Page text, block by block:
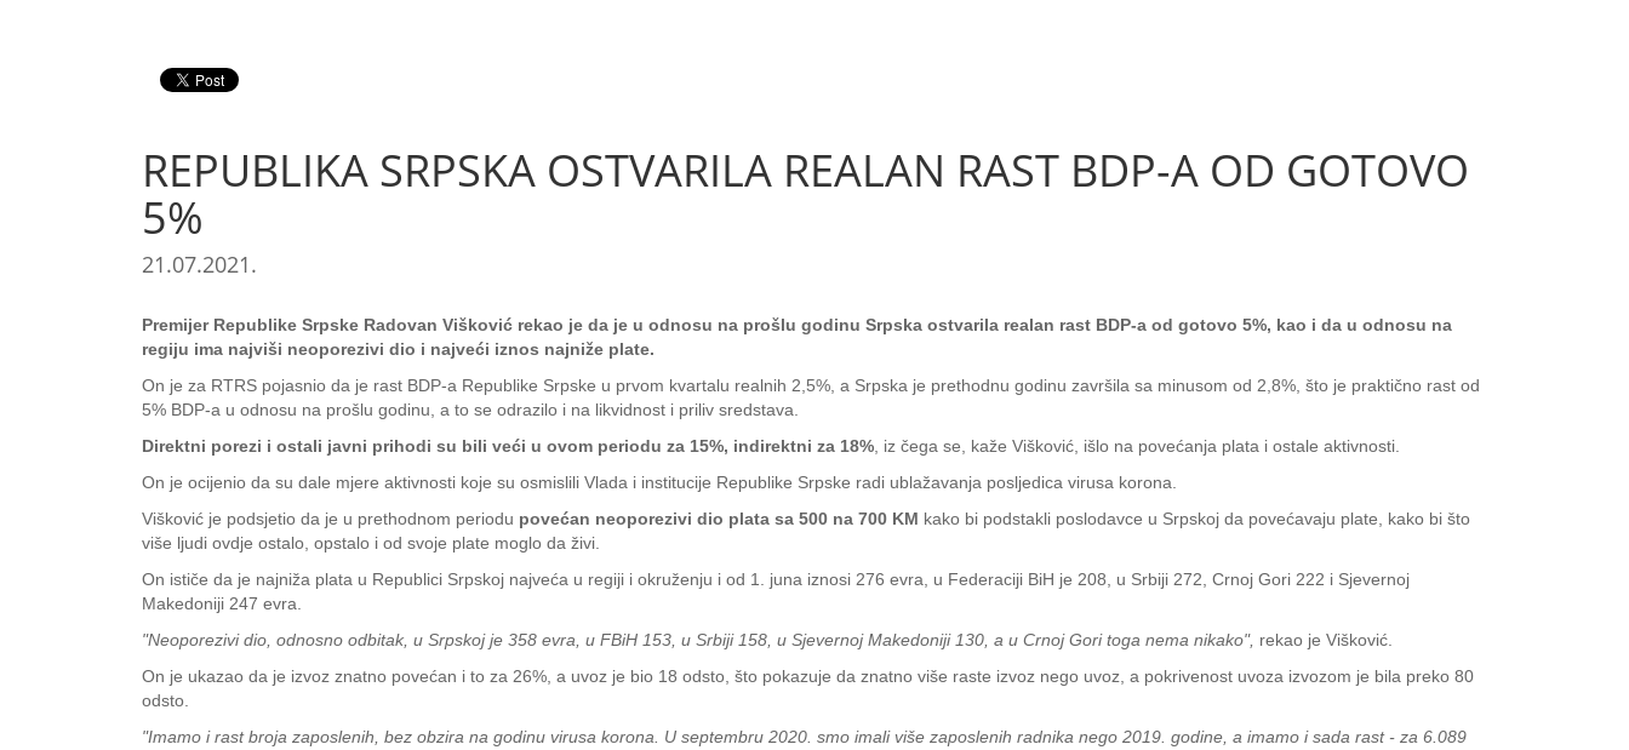
REPUBLIKA SRPSKA OSTVARILA REALAN RAST BDP-A OD GOTOVO
5%
21.07.2021.
Premijer Republike Srpske Radovan Višković rekao je da je u odnosu na prošlu godinu Srpska ostvarila realan rast BDP-a od gotovo 5%, kao i da u odnosu na
regiju ima najviši neoporezivi dio i najveći iznos najniže plate.
On je za RTRS pojasnio da je rast BDP-a Republike Srpske u prvom kvartalu realnih 2,5%, a Srpska je prethodnu godinu završila sa minusom od 2,8%, što je praktično rast od
5% BDP-a u odnosu na prošlu godinu, a to se odrazilo i na likvidnost i priliv sredstava.
Direktni porezi i ostali javni prihodi su bili veći u ovom periodu za 15%, indirektni za 18% , iz čega se, kaže Višković, išlo na povećanja plata i ostale aktivnosti.
On je ocijenio da su dale mjere aktivnosti koje su osmislili Vlada i institucije Republike Srpske radi ublažavanja posljedica virusa korona.
Višković je podsjetio da je u prethodnom periodu povećan neoporezivi dio plata sa 500 na 700 KM kako bi podstakli poslodavce u Srpskoj da povećavaju plate, kako bi što
više ljudi ovdje ostalo, opstalo i od svoje plate moglo da živi.
On ističe da je najniža plata u Republici Srpskoj najveća u regiji i okruženju i od 1. juna iznosi 276 evra, u Federaciji BiH je 208, u Srbiji 272, Crnoj Gori 222 i Sjevernoj
Makedoniji 247 evra.
"Neoporezivi dio, odnosno odbitak, u Srpskoj je 358 evra, u FBiH 153, u Srbiji 158, u Sjevernoj Makedoniji 130, a u Crnoj Gori toga nema nikako", rekao je Višković.
On je ukazao da je izvoz znatno povećan i to za 26%, a uvoz je bio 18 odsto, što pokazuje da znatno više raste izvoz nego uvoz, a pokrivenost uvoza izvozom je bila preko 80
odsto.
"Imamo i rast broja zaposlenih, bez obzira na godinu virusa korona. U septembru 2020. smo imali više zaposlenih radnika nego 2019. godine, a imamo i sada rast - za 6.089